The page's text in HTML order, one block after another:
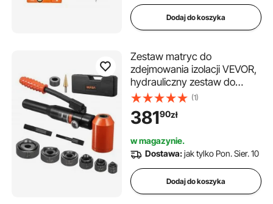
Dodaj do koszyka
Zestaw matryc do
zdejmowania izolacji VEVOR,
hydrauliczny zestaw do
zdejmowania izolacji 10 t,
zestaw narzędzi do wybijania
otworów od 12,7 do 50,8
wykonywania otworów,
zestaw narzędzi do wybijania
otworów z 6 matrycami do
metalowych szaf
sterowniczych, szafy
(1)
38190zł
w magazynie.
Dostawa:jak tylko Pon. Sier. 10
Dodaj do koszyka